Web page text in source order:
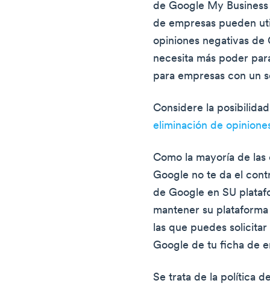
de Google My
de empresas pueden
opiniones negativas de
necesita más poder
para empresas con un
Considere la
eliminación de
Como la mayoría de
Google no te da el
de Google en SU
mantener su
las que puedes
Google de tu ficha de
Se trata de la política